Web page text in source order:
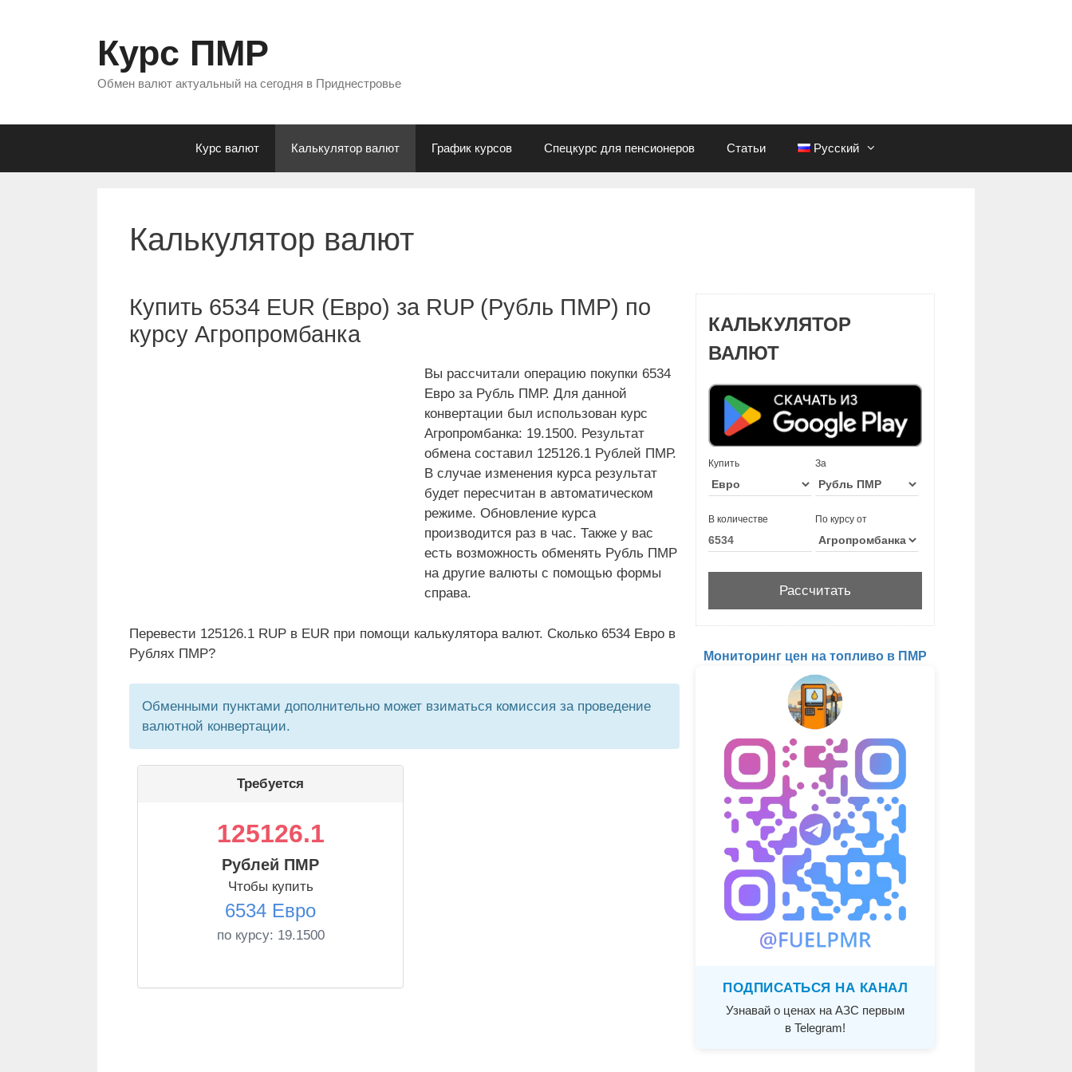
Курс ПМР
Обмен валют актуальный на сегодня в Приднестровье
Курс валют Калькулятор валют График курсов Спецкурс для пенсионеров Статьи Русский
Калькулятор валют
Купить 6534 EUR (Евро) за RUP (Рубль ПМР) по
курсу Агропромбанка
Вы рассчитали операцию покупки 6534
Евро за Рубль ПМР. Для данной
конвертации был использован курс
Агропромбанка: 19.1500. Результат
обмена составил 125126.1 Рублей ПМР.
В случае изменения курса результат
будет пересчитан в автоматическом
режиме. Обновление курса
производится раз в час. Также у вас
есть возможность обменять Рубль ПМР
на другие валюты с помощью формы
справа.
Перевести 125126.1 RUP в EUR при помощи калькулятора валют. Сколько 6534 Евро в
Рублях ПМР?
Обменными пунктами дополнительно может взиматься комиссия за проведение
валютной конвертации.
Требуется
125126.1
Рублей ПМР
Чтобы купить
6534 Евро
по курсу: 19.1500
КАЛЬКУЛЯТОР
ВАЛЮТ
Купить За
В количестве По курсу от
Мониторинг цен на топливо в ПМР
ПОДПИСАТЬСЯ НА КАНАЛ
Узнавай о ценах на АЗС первым
в Telegram!